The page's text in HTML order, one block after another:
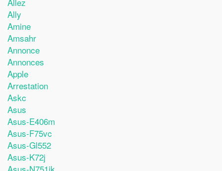
Ally
Amine
Amsahr
Annonce
Annonces
Apple
Arrestation
Askc
Asus
Asus-E406m
Asus-F75vc
Asus-Gl552
Asus-K72j